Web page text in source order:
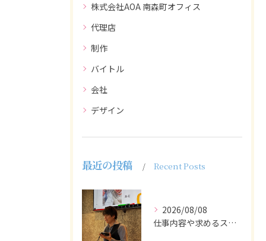
株式会社AOA 南森町オフィス
代理店
制作
バイトル
会社
デザイン
最近の投稿 Recent Posts
2026/08/08
仕事内容や求めるスキルを明確にし、ターゲット層に響くメッセー...